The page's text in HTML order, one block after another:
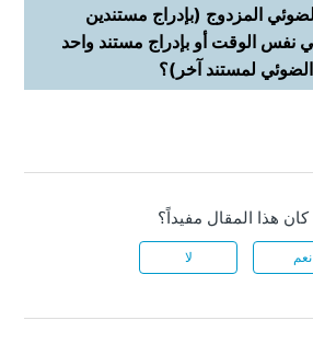
المزدوج (بإدراج مستندين
نفس الوقت أو بإدراج مستند واحد
الضوئي لمستند آخر)؟
هذا المقال مفيداً؟
نعم لا